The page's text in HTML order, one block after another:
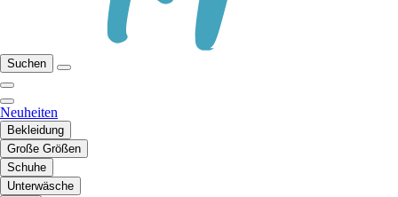
Suchen
Neuheiten
Bekleidung
Große Größen
Schuhe
Unterwäsche